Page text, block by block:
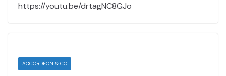
https://youtu.be/drtagNC8GJo
ACCORDÉON & CO